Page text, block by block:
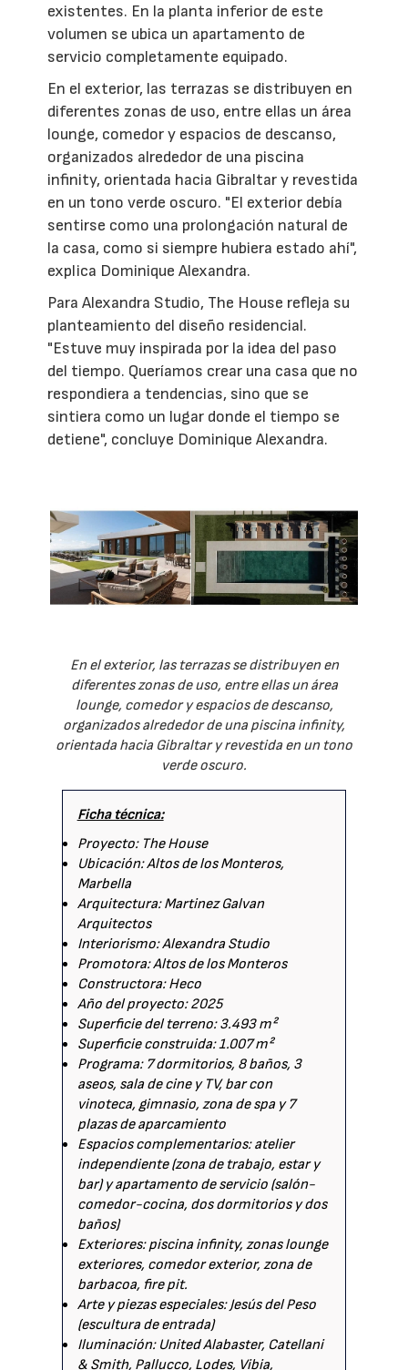
existentes. En la planta inferior de este
volumen se ubica un apartamento de
servicio completamente equipado.
En el exterior, las terrazas se distribuyen en
diferentes zonas de uso, entre ellas un área
lounge, comedor y espacios de descanso,
organizados alrededor de una piscina
infinity, orientada hacia Gibraltar y revestida
en un tono verde oscuro. "El exterior debía
sentirse como una prolongación natural de
la casa, como si siempre hubiera estado ahí",
explica Dominique Alexandra.
Para Alexandra Studio, The House refleja su
planteamiento del diseño residencial.
"Estuve muy inspirada por la idea del paso
del tiempo. Queríamos crear una casa que no
respondiera a tendencias, sino que se
sintiera como un lugar donde el tiempo se
detiene", concluye Dominique Alexandra.
En el exterior, las terrazas se distribuyen en
diferentes zonas de uso, entre ellas un área
lounge, comedor y espacios de descanso,
organizados alrededor de una piscina infinity,
orientada hacia Gibraltar y revestida en un tono
verde oscuro.
Ficha técnica:
Proyecto: The House
Ubicación: Altos de los Monteros,
Marbella
Arquitectura: Martinez Galvan
Arquitectos
Interiorismo: Alexandra Studio
Promotora: Altos de los Monteros
Constructora: Heco
Año del proyecto: 2025
Superficie del terreno: 3.493 m²
Superficie construida: 1.007 m²
Programa: 7 dormitorios, 8 baños, 3
aseos, sala de cine y TV, bar con
vinoteca, gimnasio, zona de spa y 7
plazas de aparcamiento
Espacios complementarios: atelier
independiente (zona de trabajo, estar y
bar) y apartamento de servicio (salón-
comedor-cocina, dos dormitorios y dos
baños)
Exteriores: piscina infinity, zonas lounge
exteriores, comedor exterior, zona de
barbacoa, fire pit.
Arte y piezas especiales: Jesús del Peso
(escultura de entrada)
Iluminación: United Alabaster, Catellani
& Smith, Pallucco, Lodes, Vibia,